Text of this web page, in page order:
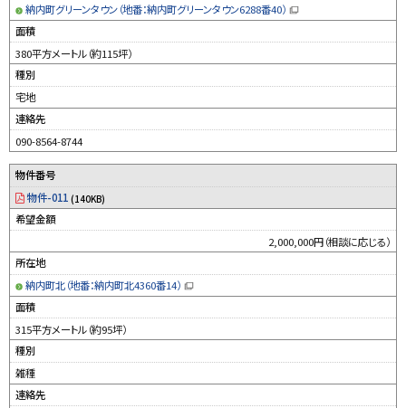
納内町グリーンタウン（地番：納内町グリーンタウン6288番40）
（
規
ン
ウ
開
ま
）
面積
380平方メートル（約115坪）
種別
宅地
連絡先
090-8564-8744
物件番号
物件-011 (140KB)
希望金額
2,000,000円（相談に応じる）
所在地
納内町北（地番：納内町北4360番14）
（
規
ン
ウ
開
ま
面積
315平方メートル（約95坪）
種別
雑種
連絡先